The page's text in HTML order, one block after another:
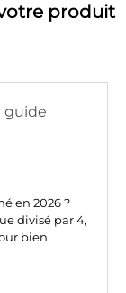
produit
guide
en 2026 ?
divisé par 4,
bien